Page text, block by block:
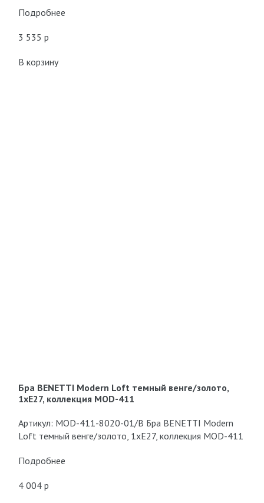
Подробнее
3 535 p
В корзину
Бра BENETTI Modern Loft темный венге/золото,
1xE27, коллекция MOD-411
Артикул: MOD-411-8020-01/B Бра BENETTI Modern
Loft темный венге/золото, 1xE27, коллекция MOD-411
Подробнее
4 004 p